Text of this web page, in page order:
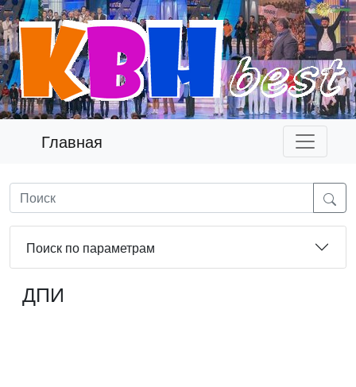
Главная
Поиск по параметрам
ДПИ